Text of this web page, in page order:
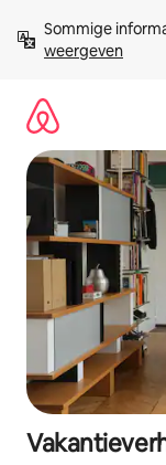
direct
naar
Sommige
weergeven